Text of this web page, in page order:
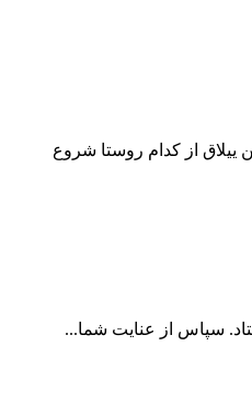
ییلاق از کدام روستا شروع
سپاس از عنایت شما...